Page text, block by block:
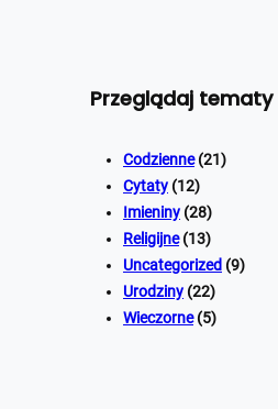
Przeglądaj tematy
Codzienne(21)
Cytaty (12)
Imieniny (28)
Religijne(13)
Uncategorized (9)
Urodziny (22)
Wieczorne(5)